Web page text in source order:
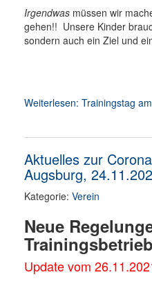
Irgendwas müssen wir
gehen!! Unsere Kinder
sondern auch ein Ziel und
Weiterlesen: Trainingstag
Aktuelles zur
Augsburg,
Kategorie: Verein
Neue
Update vom